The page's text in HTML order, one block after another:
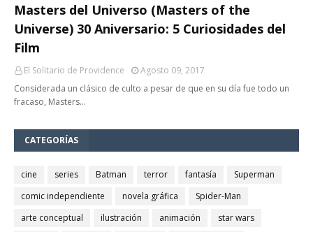
Masters del Universo (Masters of the
Universe) 30 Aniversario: 5 Curiosidades del
Film
El Solitario de Providence
Agosto 09, 2017
Considerada un clásico de culto a pesar de que en su día fue todo un
fracaso, Masters…
CATEGORÍAS
cine series Batman terror fantasía
Superman
comic independiente
novela gráfica
Spider-Man
arte conceptual
ilustración animación
star wars